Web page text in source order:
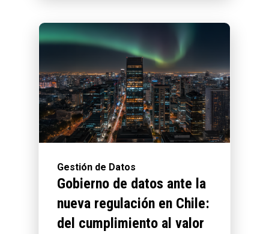
Gestión de Datos
Gobierno de datos ante la
nueva regulación en Chile:
del cumplimiento al valor